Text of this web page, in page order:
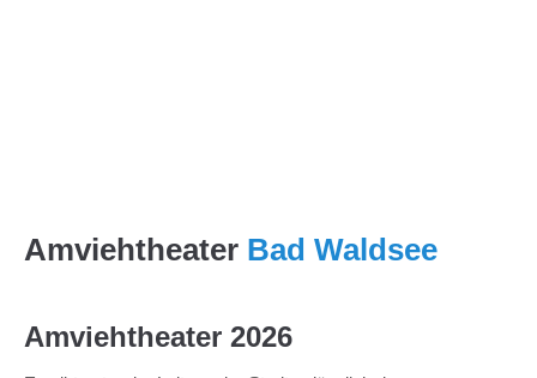
Amviehtheater Bad Waldsee
Amviehtheater 2026